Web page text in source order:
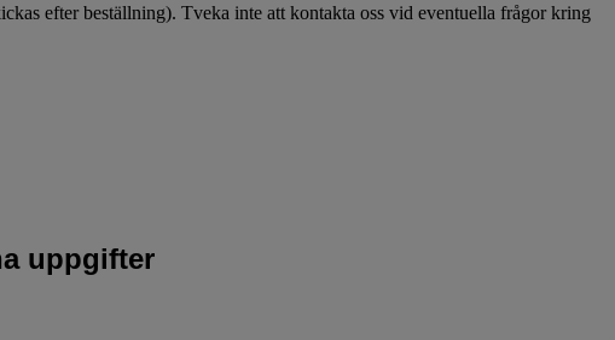
uppgifter
efter beställning). Tveka inte att kontakta oss vid eventuella frågor kring